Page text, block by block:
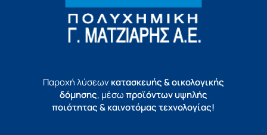
Παροχή λύσεωνκατασκευής & οικολογικής
δόμησης, μέσωπροϊόντων υψηλής
ποιότητας & καινοτόμας τεχνολογίας!